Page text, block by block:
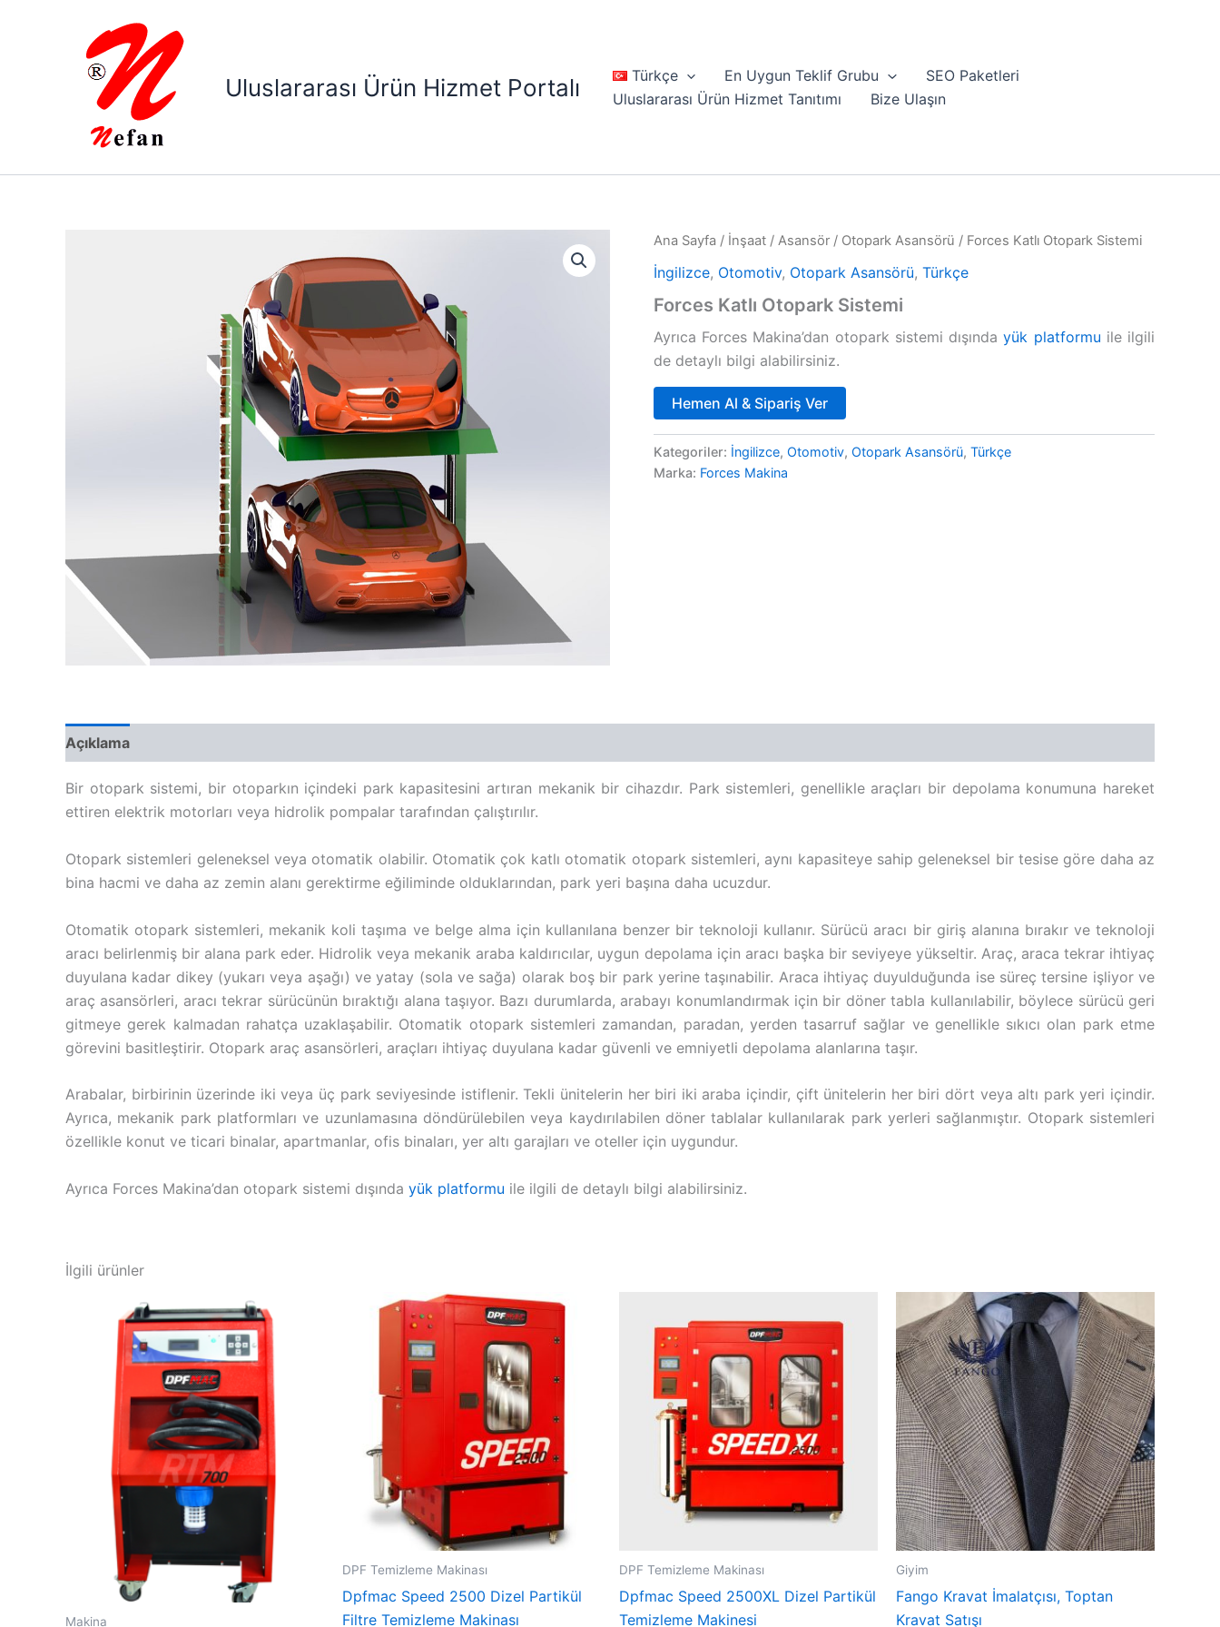
Uluslararası Ürün Hizmet Portalı Türkçe En Uygun Teklif Grubu
SEO Paketleri
Uluslararası Ürün Hizmet Tanıtımı
Bize Ulaşın
Ana Sayfa / İnşaat / Asansör / Otopark Asansörü / Forces Katlı Otopark Sistemi
İngilizce, Otomotiv, Otopark Asansörü, Türkçe
Forces Katlı Otopark Sistemi
Ayrıca Forces Makina’dan otopark sistemi dışındayük platformu ile ilgili
de detaylı bilgi alabilirsiniz.
Hemen Al & Sipariş Ver
Kategoriler: İngilizce, Otomotiv, Otopark Asansörü, Türkçe
Marka: Forces Makina
Açıklama
Bir otopark sistemi, bir otoparkın içindeki park kapasitesini artıran mekanik bir cihazdır. Park sistemleri, genellikle araçları bir depolama konumuna hareket
ettiren elektrik motorları veya hidrolik pompalar tarafından çalıştırılır.
Otopark sistemleri geleneksel veya otomatik olabilir. Otomatik çok katlı otomatik otopark sistemleri, aynı kapasiteye sahip geleneksel bir tesise göre daha az
bina hacmi ve daha az zemin alanı gerektirme eğiliminde olduklarından, park yeri başına daha ucuzdur.
Otomatik otopark sistemleri, mekanik koli taşıma ve belge alma için kullanılana benzer bir teknoloji kullanır. Sürücü aracı bir giriş alanına bırakır ve teknoloji
aracı belirlenmiş bir alana park eder. Hidrolik veya mekanik araba kaldırıcılar, uygun depolama için aracı başka bir seviyeye yükseltir. Araç, araca tekrar ihtiyaç
duyulana kadar dikey (yukarı veya aşağı) ve yatay (sola ve sağa) olarak boş bir park yerine taşınabilir. Araca ihtiyaç duyulduğunda ise süreç tersine işliyor ve
araç asansörleri, aracı tekrar sürücünün bıraktığı alana taşıyor. Bazı durumlarda, arabayı konumlandırmak için bir döner tabla kullanılabilir, böylece sürücü geri
gitmeye gerek kalmadan rahatça uzaklaşabilir. Otomatik otopark sistemleri zamandan, paradan, yerden tasarruf sağlar ve genellikle sıkıcı olan park etme
görevini basitleştirir. Otopark araç asansörleri, araçları ihtiyaç duyulana kadar güvenli ve emniyetli depolama alanlarına taşır.
Arabalar, birbirinin üzerinde iki veya üç park seviyesinde istiflenir. Tekli ünitelerin her biri iki araba içindir, çift ünitelerin her biri dört veya altı park yeri içindir.
Ayrıca, mekanik park platformları ve uzunlamasına döndürülebilen veya kaydırılabilen döner tablalar kullanılarak park yerleri sağlanmıştır. Otopark sistemleri
özellikle konut ve ticari binalar, apartmanlar, ofis binaları, yer altı garajları ve oteller için uygundur.
Ayrıca Forces Makina’dan otopark sistemi dışında yük platformu ile ilgili de detaylı bilgi alabilirsiniz.
İlgili ürünler
Makina
DPF Temizleme Makinası
Dpfmac Speed 2500 Dizel Partikül
Filtre Temizleme Makinası
DPF Temizleme Makinası
Dpfmac Speed 2500XL Dizel Partikül
Temizleme Makinesi
Giyim
Fango Kravat İmalatçısı, Toptan
Kravat Satışı